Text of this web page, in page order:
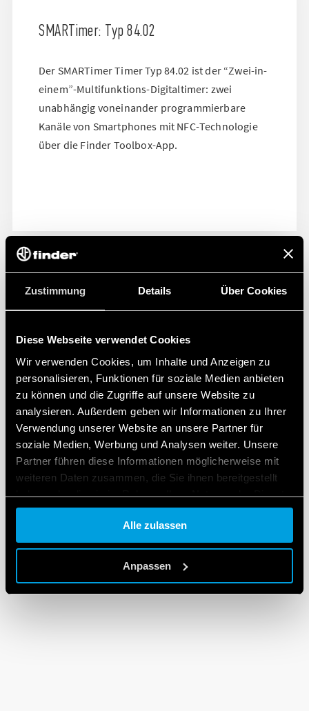
Zustimmung Details Über Cookies
Diese Webseite verwendet Cookies
Wir verwenden Cookies, um Inhalte und Anzeigen zu
personalisieren, Funktionen für soziale Medien anbieten
zu können und die Zugriffe auf unsere Website zu
analysieren. Außerdem geben wir Informationen zu Ihrer
Verwendung unserer Website an unsere Partner für
soziale Medien, Werbung und Analysen weiter. Unsere
Partner führen diese Informationen möglicherweise mit
weiteren Daten zusammen, die Sie ihnen bereitgestellt
haben oder die sie im Rahmen Ihrer Nutzung der Dienste
gesammelt haben.
Cookie policy.
Alle zulassen
Anpassen
SMARTimer: Typ 84.02
Der SMARTimer Timer Typ 84.02 ist der “Zwei-in-
einem”-Multifunktions-Digitaltimer: zwei
unabhängig voneinander programmierbare
Kanäle von Smartphones mit NFC-Technologie
über die Finder Toolbox-App.